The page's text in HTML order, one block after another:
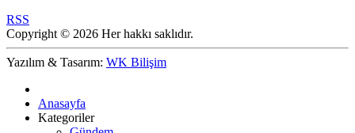
RSS
Copyright © 2026 Her hakkı saklıdır.
Yazılım & Tasarım: WK Bilişim
Anasayfa
Kategoriler